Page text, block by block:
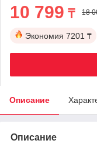
10 799 ₸ 18
Экономия 7201 ₸
Описание
Описание